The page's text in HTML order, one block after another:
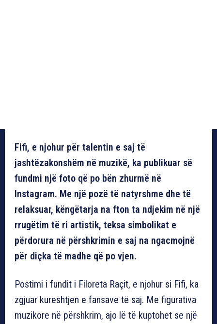
Fifi, e njohur për talentin e saj të
jashtëzakonshëm në muzikë, ka publikuar së
fundmi një foto që po bën zhurmë në
Instagram. Me një pozë të natyrshme dhe të
relaksuar, këngëtarja na fton ta ndjekim në një
rrugëtim të ri artistik, teksa simbolikat e
përdorura në përshkrimin e saj na ngacmojnë
për diçka të madhe që po vjen.
Postimi i fundit i Filoreta Raçit, e njohur si Fifi, ka
zgjuar kureshtjen e fansave të saj. Me figurativa
muzikore në përshkrim, ajo lë të kuptohet se një